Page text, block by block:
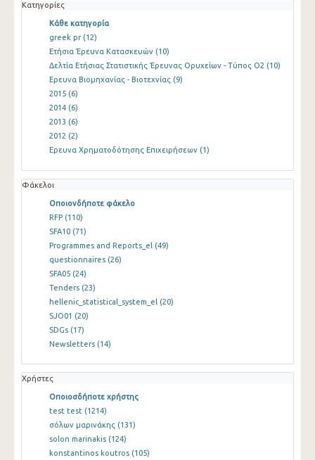
Κατηγορίες
Κάθε κατηγορία
greek pr (12)
Ετήσια Έρευνα Κατασκευών (10)
Δελτία Ετήσιας Στατιστικής Έρευνας Ορυχείων - Τύπος Ο2 (10)
Ερευνα Βιομηχανίας - Βιοτεχνίας (9)
2015 (6)
2014 (6)
2013 (6)
2012 (2)
Ερευνα Χρηματοδότησης Επιχειρήσεων (1)
Φάκελοι
Οποιονδήποτε φάκελο
RFP (110)
SFA10 (71)
Programmes and Reports_el (49)
questionnaires (26)
SFA05 (24)
Tenders (23)
hellenic_statistical_system_el (20)
SJO01 (20)
SDGs (17)
Newsletters (14)
Χρήστες
Οποιοσδήποτε χρήστης
test test (1214)
σόλων μαρινάκης (131)
solon marinakis (124)
konstantinos koutros (105)